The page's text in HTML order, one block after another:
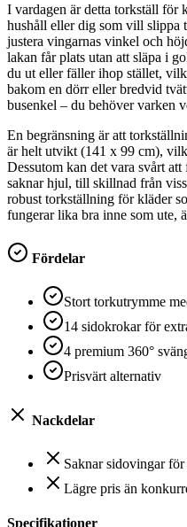
I vardagen är detta torkställ för
hushåll eller dig som vill slippa
justera vingarnas vinkel och
lakan får plats utan att släpa i
du ut eller fäller ihop stället,
bakom en dörr eller bredvid
busenkel – du behöver varken
En begränsning är att
är helt utvikt (141 x 99 cm),
Dessutom kan det vara svårt
saknar hjul, till skillnad från
robust torkställning för kläder
fungerar lika bra inne som ute,
Fördelar
Stort torkutrymme
14 sidokrokar för
4 premium 360°
Prisvärt alternativ
Nackdelar
Saknar sidovingar
Lägre pris än
Specifikationer